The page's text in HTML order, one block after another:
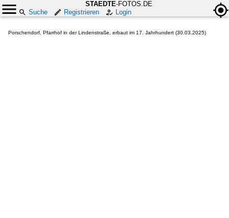
STAEDTE-FOTOS.DE
Suche
Registrieren Login
Porschendorf, Pfarrhof in der Lindenstraße, erbaut im 17. Jahrhundert (30.03.2025)